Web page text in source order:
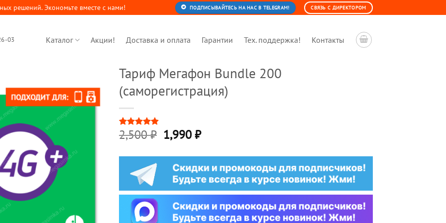
решений. Экономьте вместе с нами! ПОДПИСЫВАЙТЕСЬ НА НАС В TELEGRAM! СВЯЗЬ С ДИРЕКТОРОМ
03 Каталог Акции! Доставка и оплата Гарантии Тех. поддержка! Контакты
Тариф Мегафон Bundle 200
(саморегистрация)
Рейтинг
4.88 из 5
опроса
8
пользователей
2,500₽ Первоначальная
составляла
2,500 ₽.
1,990₽Текущая
1,990 ₽.